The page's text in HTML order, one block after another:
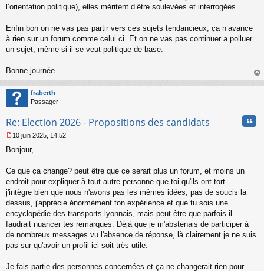
g
n
o
n
l’orientation politique), elles méritent d’être soulevées et interrogées..
Enfin bon on ne vas pas partir vers ces sujets tendancieux, ça n’avance
à rien sur un forum comme celui ci. Et on ne vas pas continuer a polluer
un sujet, même si il se veut politique de base.
Bonne journée
au
fraberth
Passager
Re: Election 2026 - Propositions des candidats
e
s
g
e
n
o
n
u
10 juin 2025, 14:52
Bonjour,
Ce que ça change? peut être que ce serait plus un forum, et moins un
endroit pour expliquer à tout autre personne que toi qu'ils ont tort
j'intègre bien que nous n'avons pas les mêmes idées, pas de soucis la
dessus, j'apprécie énormément ton expérience et que tu sois une
encyclopédie des transports lyonnais, mais peut être que parfois il
faudrait nuancer tes remarques. Déjà que je m'abstenais de participer à
de nombreux messages vu l'absence de réponse, là clairement je ne suis
pas sur qu'avoir un profil ici soit très utile.
Je fais partie des personnes concernées et ça ne changerait rien pour